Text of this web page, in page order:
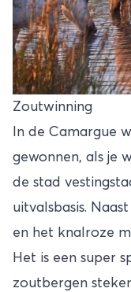
Zoutwinning
In de Camargue
gewonnen, als je
de stad
uitvalsbasis.
en het knalroze
Het is een super
zoutbergen